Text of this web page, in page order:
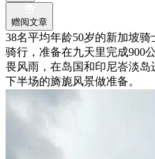
赠阅文章
38名平均年龄50岁的新加坡
骑行，准备在九天里完成900
畏风雨，在岛国和印尼峇淡
下半场的旖旎风景做准备。